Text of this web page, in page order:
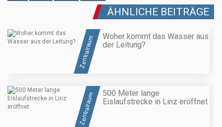
ÄHNLICHE BEITRÄGE
Zentralraum
Woher kommt das Wasser aus
der Leitung?
Zentralraum
500 Meter lange
Eislaufstrecke in Linz eröffnet